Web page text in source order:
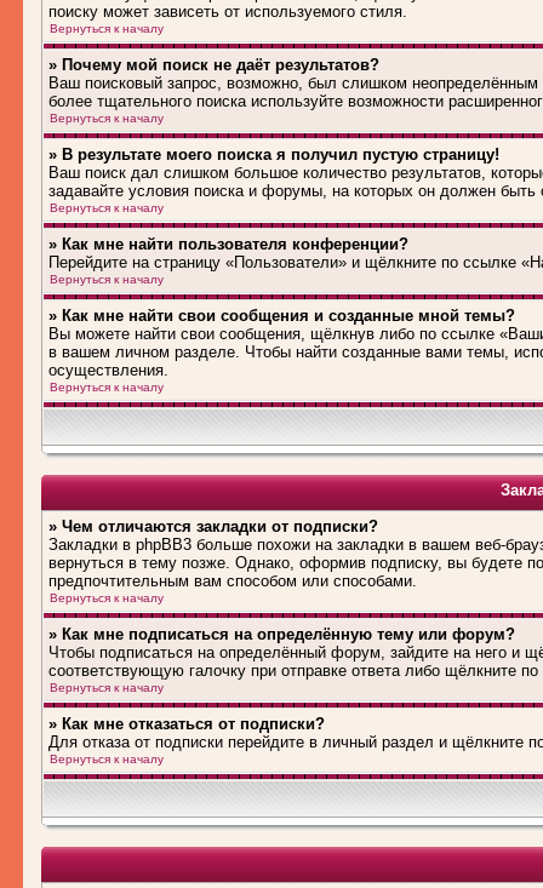
поиску может зависеть от используемого стиля.
Вернуться к началу
» Почему мой поиск не даёт результатов?
Ваш поисковый запрос, возможно, был слишком
более тщательного поиска используйте возможности
Вернуться к началу
» В результате моего поиска я получил пустую страницу!
Ваш поиск дал слишком большое количество результатов,
задавайте условия поиска и форумы, на которых он должен быть
Вернуться к началу
» Как мне найти пользователя конференции?
Перейдите на страницу «Пользователи» и щёлкните по ссылке
Вернуться к началу
» Как мне найти свои сообщения и созданные мной темы?
Вы можете найти свои сообщения, щёлкнув либо по ссылке
в вашем личном разделе. Чтобы найти созданные вами темы,
осуществления.
Вернуться к началу
» Чем отличаются закладки от подписки?
Закладки в phpBB3 больше похожи на закладки в вашем веб-
вернуться в тему позже. Однако, оформив подписку, вы будете
предпочтительным вам способом или способами.
Вернуться к началу
» Как мне подписаться на определённую тему или форум?
Чтобы подписаться на определённый форум, зайдите на него и
соответствующую галочку при отправке ответа либо щёлкните
Вернуться к началу
» Как мне отказаться от подписки?
Для отказа от подписки перейдите в личный раздел и щёлкните
Вернуться к началу